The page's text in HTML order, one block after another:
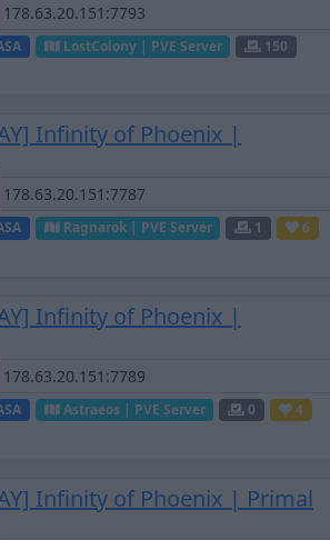
LostColony | PVE Server
150
Infinity of Phoenix |
Ragnarok | PVE Server 1
6
Infinity of Phoenix |
Astraeos | PVE Server 0
4
Infinity of Phoenix | Primal